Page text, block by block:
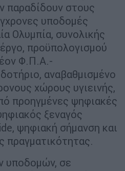
παραδίδουν στους
υποδομές
Ολυμπία, συνολικής
προϋπολογισμού
Φ.Π.Α.-
αναβαθμισμένο
χώρους υγιεινής,
προηγμένες ψηφιακές
ξεναγός
ψηφιακή σήμανση και
πραγματικότητας.
υποδομών, σε